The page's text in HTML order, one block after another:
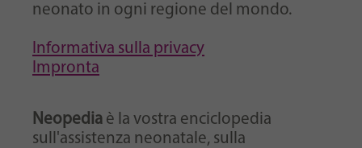
neonato in ogni regione del mondo.
Informativa sulla privacy
Impronta
Neopedia è la vostra enciclopedia
sull'assistenza neonatale, sulla